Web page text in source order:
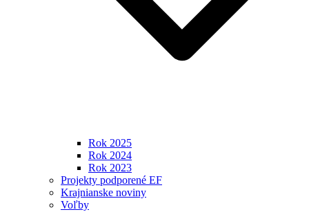
Rok 2025
Rok 2024
Rok 2023
Projekty podporené EF
Krajnianske noviny
Voľby